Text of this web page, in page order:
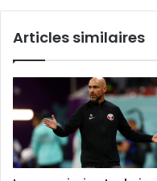
Articles similaires